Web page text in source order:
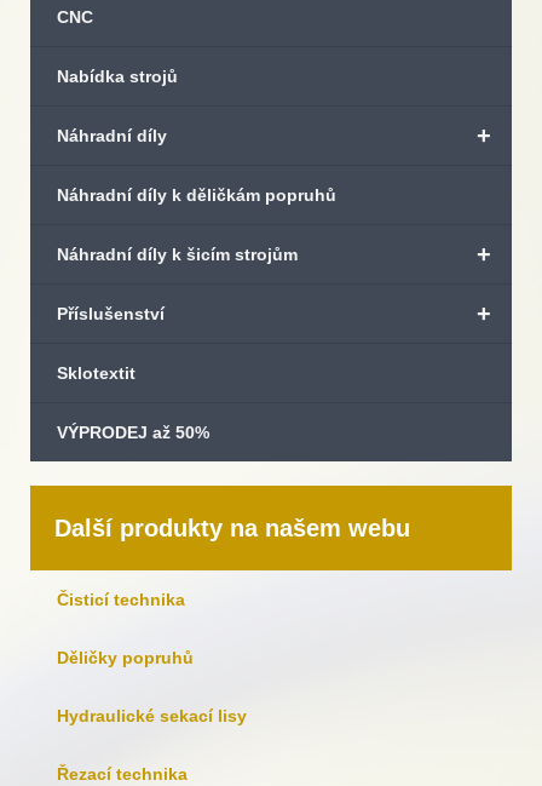
CNC
Nabídka strojů
+
Náhradní díly
Náhradní díly k děličkám popruhů
+
Náhradní díly k šicím strojům
+
Příslušenství
Sklotextit
VÝPRODEJ až 50%
Další produkty na našem webu
Čisticí technika
Děličky popruhů
Hydraulické sekací lisy
Řezací technika